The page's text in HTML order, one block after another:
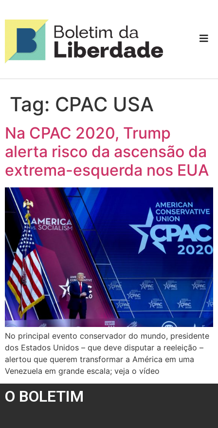
Tag: CPAC USA
Na CPAC 2020, Trump
alerta risco da ascensão da
extrema-esquerda nos EUA
No principal evento conservador do mundo, presidente
dos Estados Unidos – que deve disputar a reeleição –
alertou que querem transformar a América em uma
Venezuela em grande escala; veja o vídeo
O BOLETIM